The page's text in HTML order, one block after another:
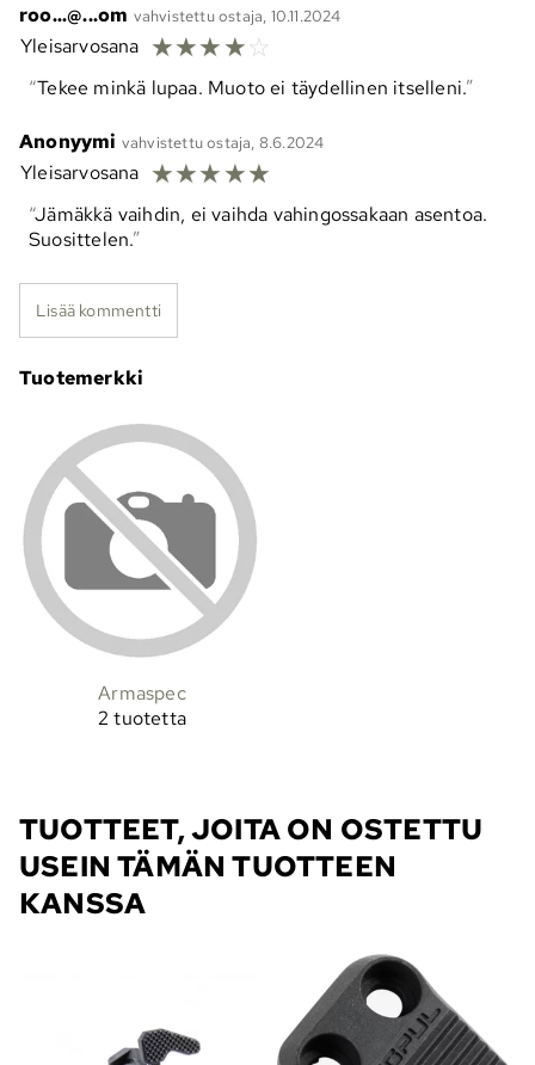
roo...@...om vahvistettu ostaja, 10.11.2024
Yleisarvosana ☆☆☆☆☆
Tekee minkä lupaa. Muoto ei täydellinen itselleni.
Anonyymi vahvistettu ostaja, 8.6.2024
Yleisarvosana ☆☆☆☆☆
Jämäkkä vaihdin, ei vaihda vahingossakaan asentoa.
Suosittelen.
Lisää kommentti
Tuotemerkki
Armaspec
2 tuotetta
TUOTTEET, JOITA ON OSTETTU
USEIN TÄMÄN TUOTTEEN
KANSSA